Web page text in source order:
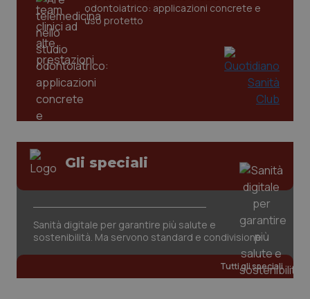
odontoiatrico: applicazioni concrete e
uso protetto
Gli speciali
Sanità digitale per garantire più salute e
sostenibilità. Ma servono standard e condivisione
Tutti gli speciali
www.quotidianosanita.it